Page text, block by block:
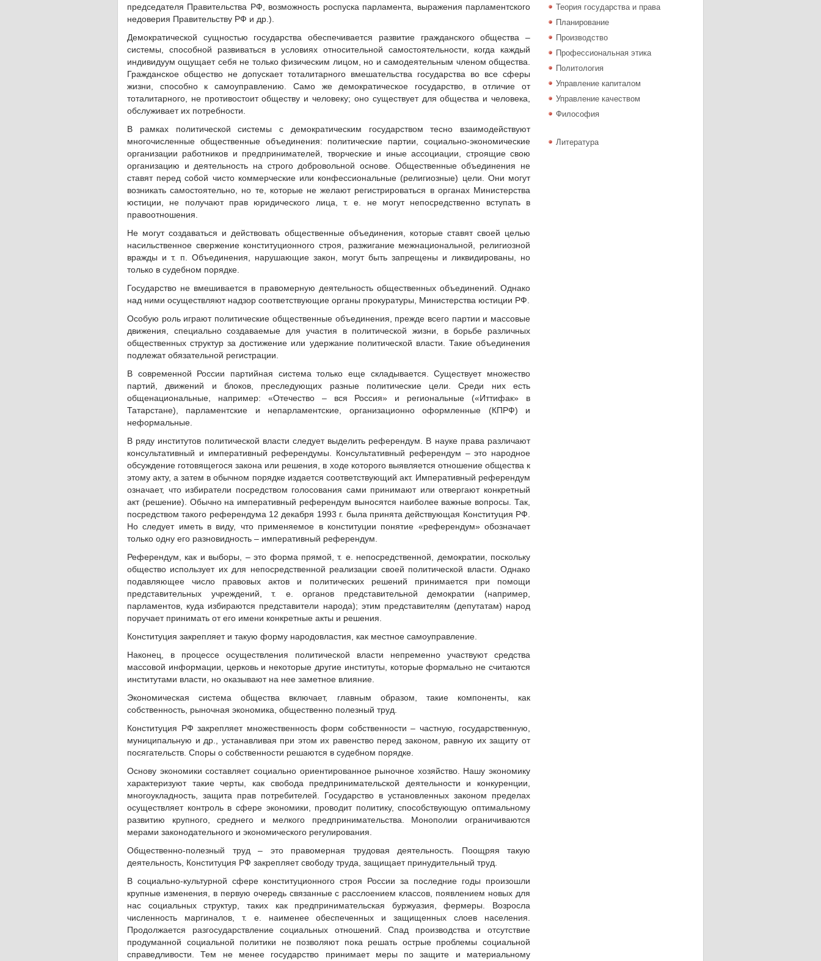
председателя Правительства РФ, возможность роспуска парламента, выражения парламентского
недоверия Правительству РФ и др.).
Демократической сущностью государства обеспечивается развитие гражданского общества –
системы, способной развиваться в условиях относительной самостоятельности, когда каждый
индивидуум ощущает себя не только физическим лицом, но и самодеятельным членом общества.
Гражданское общество не допускает тоталитарного вмешательства государства во все сферы
жизни, способно к самоуправлению. Само же демократическое государство, в отличие от
тоталитарного, не противостоит обществу и человеку; оно существует для общества и человека,
обслуживает их потребности.
В рамках политической системы с демократическим государством тесно взаимодействуют
многочисленные общественные объединения: политические партии, социально-экономические
организации работников и предпринимателей, творческие и иные ассоциации, строящие свою
организацию и деятельность на строго добровольной основе. Общественные объединения не
ставят перед собой чисто коммерческие или конфессиональные (религиозные) цели. Они могут
возникать самостоятельно, но те, которые не желают регистрироваться в органах Министерства
юстиции, не получают прав юридического лица, т. е. не могут непосредственно вступать в
правоотношения.
Не могут создаваться и действовать общественные объединения, которые ставят своей целью
насильственное свержение конституционного строя, разжигание межнациональной, религиозной
вражды и т. п. Объединения, нарушающие закон, могут быть запрещены и ликвидированы, но
только в судебном порядке.
Государство не вмешивается в правомерную деятельность общественных объединений. Однако
над ними осуществляют надзор соответствующие органы прокуратуры, Министерства юстиции РФ.
Особую роль играют политические общественные объединения, прежде всего партии и массовые
движения, специально создаваемые для участия в политической жизни, в борьбе различных
общественных структур за достижение или удержание политической власти. Такие объединения
подлежат обязательной регистрации.
В современной России партийная система только еще складывается. Существует множество
партий, движений и блоков, преследующих разные политические цели. Среди них есть
общенациональные, например: «Отечество – вся Россия» и региональные («Иттифак» в
Татарстане), парламентские и непарламентские, организационно оформленные (КПРФ) и
неформальные.
В ряду институтов политической власти следует выделить референдум. В науке права различают
консультативный и императивный референдумы. Консультативный референдум – это народное
обсуждение готовящегося закона или решения, в ходе которого выявляется отношение общества к
этому акту, а затем в обычном порядке издается соответствующий акт. Императивный референдум
означает, что избиратели посредством голосования сами принимают или отвергают конкретный
акт (решение). Обычно на императивный референдум выносятся наиболее важные вопросы. Так,
посредством такого референдума 12 декабря 1993 г. была принята действующая Конституция РФ.
Но следует иметь в виду, что применяемое в конституции понятие «референдум» обозначает
только одну его разновидность – императивный референдум.
Референдум, как и выборы, – это форма прямой, т. е. непосредственной, демократии, поскольку
общество использует их для непосредственной реализации своей политической власти. Однако
подавляющее число правовых актов и политических решений принимается при помощи
представительных учреждений, т. е. органов представительной демократии (например,
парламентов, куда избираются представители народа); этим представителям (депутатам) народ
поручает принимать от его имени конкретные акты и решения.
Конституция закрепляет и такую форму народовластия, как местное самоуправление.
Наконец, в процессе осуществления политической власти непременно участвуют средства
массовой информации, церковь и некоторые другие институты, которые формально не считаются
институтами власти, но оказывают на нее заметное влияние.
Экономическая система общества включает, главным образом, такие компоненты, как
собственность, рыночная экономика, общественно полезный труд.
Конституция РФ закрепляет множественность форм собственности – частную, государственную,
муниципальную и др., устанавливая при этом их равенство перед законом, равную их защиту от
посягательств. Споры о собственности решаются в судебном порядке.
Основу экономики составляет социально ориентированное рыночное хозяйство. Нашу экономику
характеризуют такие черты, как свобода предпринимательской деятельности и конкуренции,
многоукладность, защита прав потребителей. Государство в установленных законом пределах
осуществляет контроль в сфере экономики, проводит политику, способствующую оптимальному
развитию крупного, среднего и мелкого предпринимательства. Монополии ограничиваются
мерами законодательного и экономического регулирования.
Общественно-полезный труд – это правомерная трудовая деятельность. Поощряя такую
деятельность, Конституция РФ закрепляет свободу труда, защищает принудительный труд.
В социально-культурной сфере конституционного строя России за последние годы произошли
крупные изменения, в первую очередь связанные с расслоением классов, появлением новых для
нас социальных структур, таких как предпринимательская буржуазия, фермеры. Возросла
численность маргиналов, т. е. наименее обеспеченных и защищенных слоев населения.
Продолжается разгосударствление социальных отношений. Спад производства и отсутствие
продуманной социальной политики не позволяют пока решать острые проблемы социальной
справедливости. Тем не менее государство принимает меры по защите и материальному
Теория государства и права
Планирование
Производство
Профессиональная этика
Политология
Управление капиталом
Управление качеством
Философия
Литература